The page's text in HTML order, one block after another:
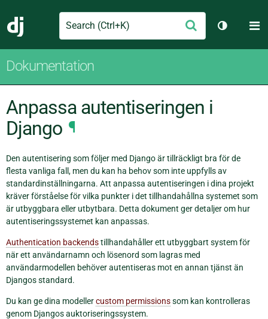
Django
Search Skicka
Växla
Dokumentation
Anpassa autentiseringen i
Django ¶
Den autentisering som följer med Django är tillräckligt bra för de
flesta vanliga fall, men du kan ha behov som inte uppfylls av
standardinställningarna. Att anpassa autentiseringen i dina projekt
kräver förståelse för vilka punkter i det tillhandahållna systemet som
är utbyggbara eller utbytbara. Detta dokument ger detaljer om hur
autentiseringssystemet kan anpassas.
Authentication backendstillhandahåller ett utbyggbart system för
när ett användarnamn och lösenord som lagras med
användarmodellen behöver autentiseras mot en annan tjänst än
Djangos standard.
Du kan ge dina modellercustom permissionssom kan kontrolleras
genom Djangos auktoriseringssystem.